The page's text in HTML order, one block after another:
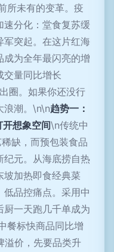
所未有的变革。疫
分化：堂食复苏缓
突起。在这片红海
为全年最闪亮的增
量同比增长
圈。如果你还没行
浪潮。\n\n趋势一：
开想象空间\n传统中
缺，而预包装食品
纪元。从海底捞自热
坡加热即食经典菜
品控痛点。采用中
一天跑几千单成为
标快商品同比增
溢价，先要品类升